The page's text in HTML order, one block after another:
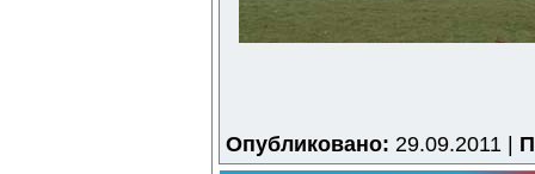
Опубликовано: 29.09.2011 |